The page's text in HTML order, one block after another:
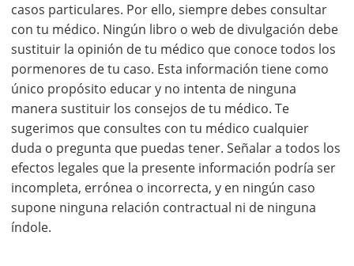
casos particulares. Por ello, siempre debes consultar
con tu médico. Ningún libro o web de divulgación debe
sustituir la opinión de tu médico que conoce todos los
pormenores de tu caso. Esta información tiene como
único propósito educar y no intenta de ninguna
manera sustituir los consejos de tu médico. Te
sugerimos que consultes con tu médico cualquier
duda o pregunta que puedas tener. Señalar a todos los
efectos legales que la presente información podría ser
incompleta, errónea o incorrecta, y en ningún caso
supone ninguna relación contractual ni de ninguna
índole.